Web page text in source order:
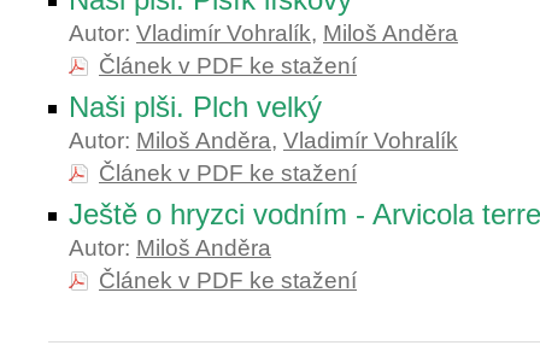
Autor: Vladimír Vohralík, Miloš Anděra
Článek v PDF ke stažení
Naši plši. Plch velký
Autor: Miloš Anděra, Vladimír Vohralík
Článek v PDF ke stažení
Ještě o hryzci vodním - Arvicola
Autor: Miloš Anděra
Článek v PDF ke stažení